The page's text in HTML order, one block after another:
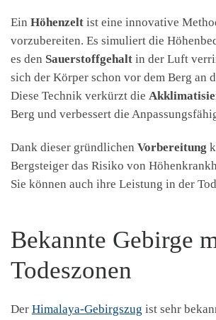
Ein Höhenzelt ist eine innovative
vorzubereiten. Es simuliert die
es den Sauerstoffgehalt in der Luft
sich der Körper schon vor dem Berg an
Diese Technik verkürzt die
Berg und verbessert die
Dank dieser gründlichen Vorbereitung
Bergsteiger das Risiko von
Sie können auch ihre Leistung in der
Bekannte Gebirge
Todeszonen
Der Himalaya-Gebirgszug ist sehr